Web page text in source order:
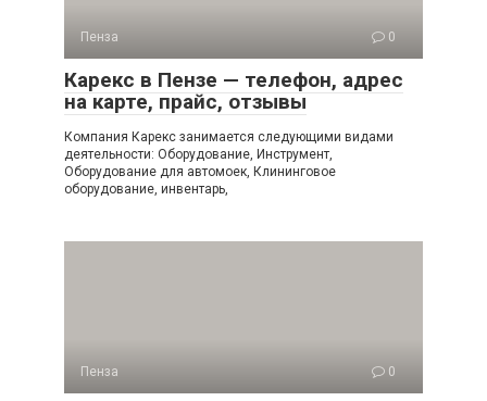
Пенза 0
Карекс в Пензе — телефон, адрес
на карте, прайс, отзывы
Компания Карекс занимается следующими видами
деятельности: Оборудование, Инструмент,
Оборудование для автомоек, Клининговое
оборудование, инвентарь,
Пенза 0